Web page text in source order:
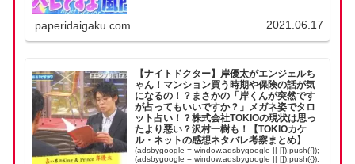
paperidaigaku.com 2021.06.17
【ナイトドクター】岸優太がエンジェルち
ゃん！マンション買う時期や保険の話が気
になるの！？まさかの「岸くんが突然です
が占ってもいいですか？」メガネ姿でタロ
ット占い！？株式会社TOKIOの現状は思っ
たより悪い？沢村一樹も！【TOKIOカケ
ル・ネットの感想ネタバレ考察まとめ】
(adsbygoogle = window.adsbygoogle || []).push({});
(adsbygoogle = window.adsbygoogle || []).push({});